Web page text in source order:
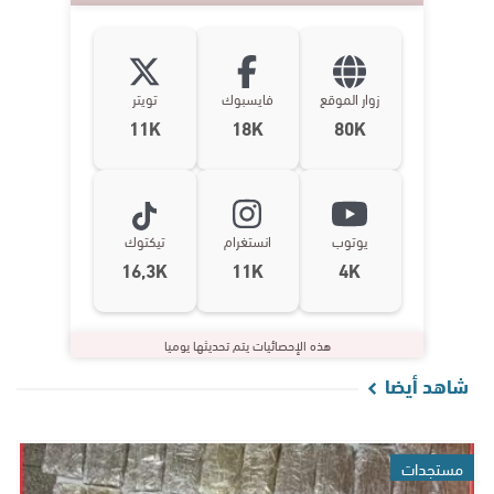
زوار الموقع
80K
فايسبوك
18K
تويتر
11K
يوتوب
4K
انستغرام
11K
تيكتوك
16,3K
هذه الإحصائيات يتم تحديثها يوميا
شاهد أيضا
مستجدات